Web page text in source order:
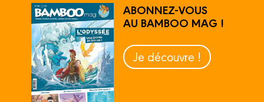
ABONNEZ-VOUS
AU BAMBOO MAG !
Je découvre !